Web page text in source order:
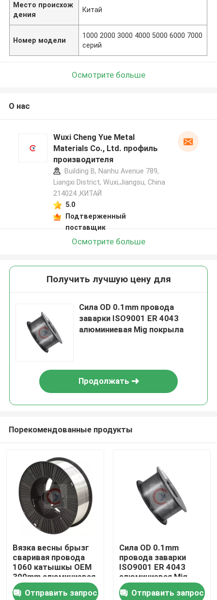
Товары
Видео
Место происхож
дения
Китай
Номер модели
1000 2000 3000 4000 5000 6000 7000
серий
Осмотрите больше
О нас
Wuxi Cheng Yue Metal
Materials Co., Ltd. профиль
производителя
Building B, Nanhu Avenue 789,
Liangxi District, Wuxi,Jiangsu, China
214024 ,КИТАЙ
5.0
Подтверженный
поставщик
Осмотрите больше
Получить лучшую цену для
Сила OD 0.1mm провода
заварки ISO9001 ER 4043
алюминиевая Mig покрыла
Продолжать
Порекомендованные продукты
Вязка весны брызг
сваривая провода
1060 катышкы OEM
300mm алюминиевая
Отправить запрос
Сила OD 0.1mm
провода заварки
ISO9001 ER 4043
алюминиевая Mig
покрыла
Отправить запрос